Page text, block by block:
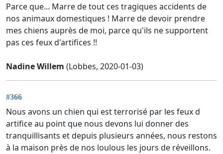
Parce que... Marre de tout ces tragiques accidents de
nos animaux domestiques ! Marre de devoir prendre
mes chiens auprès de moi, parce qu'ils ne supportent
pas ces feux d'artifices !!
Nadine Willem (Lobbes, 2020-01-03)
#366
Nous avons un chien qui est terrorisé par les feux d
artifice au point que nous devons lui donner des
tranquillisants et depuis plusieurs années, nous restons
à la maison près de nos loulous les jours de réveillons.